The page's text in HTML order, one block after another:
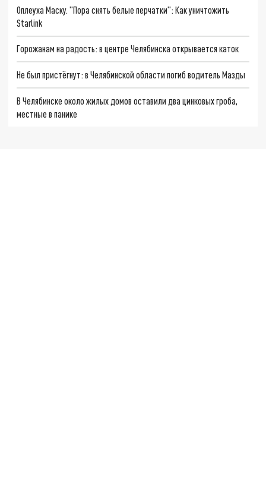
Оплеуха Маску. "Пора снять белые перчатки": Как уничтожить
Starlink
Горожанам на радость: в центре Челябинска открывается каток
Не был пристёгнут: в Челябинской области погиб водитель Мазды
В Челябинске около жилых домов оставили два цинковых гроба,
местные в панике